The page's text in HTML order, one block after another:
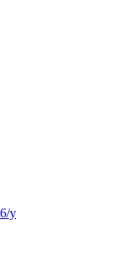
у